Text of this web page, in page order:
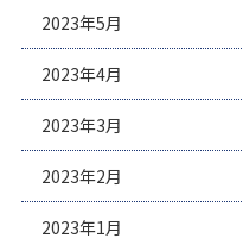
2023年5月
2023年4月
2023年3月
2023年2月
2023年1月